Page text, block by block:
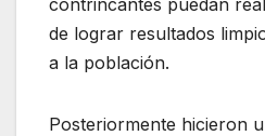
de lograr resultados
a la población.
Posteriormente hicieron